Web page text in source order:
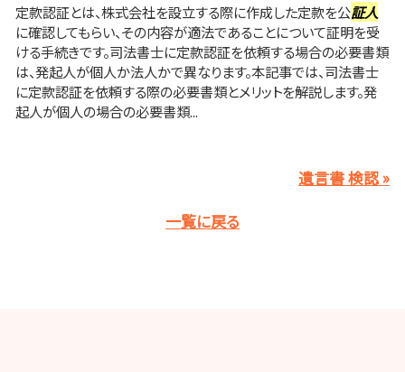
定款認証とは、株式会社を設立する際に作成した定款を公証人
に確認してもらい、その内容が適法であることについて証明を受
ける手続きです。司法書士に定款認証を依頼する場合の必要書類
は、発起人が個人か法人かで異なります。本記事では、司法書士
に定款認証を依頼する際の必要書類とメリットを解説します。発
起人が個人の場合の必要書類...
遺言書 検認 »
一覧に戻る